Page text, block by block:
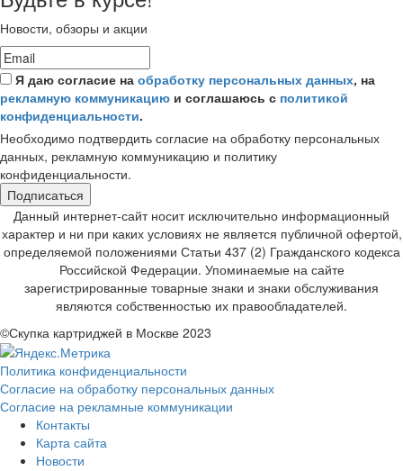
Новости, обзоры и акции
Я даю согласие на обработку персональных данных, на
рекламную коммуникацию и соглашаюсь с политикой
конфиденциальности.
Необходимо подтвердить согласие на обработку персональных
данных, рекламную коммуникацию и политику
конфиденциальности.
Подписаться
Данный интернет-сайт носит исключительно информационный
характер и ни при каких условиях не является публичной офертой,
определяемой положениями Статьи 437 (2) Гражданского кодекса
Российской Федерации. Упоминаемые на сайте
зарегистрированные товарные знаки и знаки обслуживания
являются собственностью их правообладателей.
©Скупка картриджей в Москве 2023
Политика конфиденциальности
Согласие на обработку персональных данных
Согласие на рекламные коммуникации
Контакты
Карта сайта
Новости